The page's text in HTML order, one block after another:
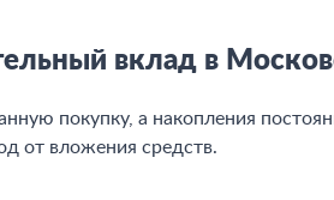
вклад в
покупку, а накопления
от вложения средств.